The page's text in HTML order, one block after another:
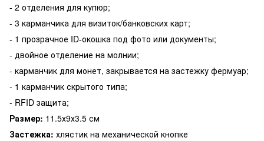
- 2 отделения для купюр;
- 3 карманчика для визиток/банковских карт;
- 1 прозрачное ID-окошка под фото или документы;
- двойное отделение на молнии;
- карманчик для монет, закрывается на застежку фермуар;
- 1 карманчик скрытого типа;
- RFID защита;
Размер: 11.5х9х3.5 см
Застежка: хлястик на механической кнопке